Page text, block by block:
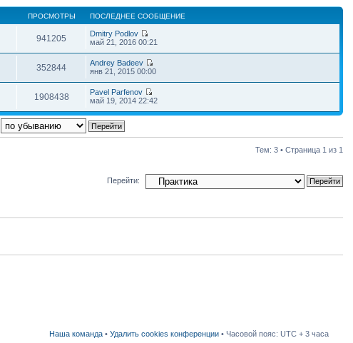
ПРОСМОТРЫ ПОСЛЕДНЕЕ СООБЩЕНИЕ
941205
Dmitry Podlov
май 21, 2016 00:21
352844
Andrey Badeev
янв 21, 2015 00:00
1908438
Pavel Parfenov
май 19, 2014 22:42
Тем: 3 • Страница 1 из 1
Перейти:
Наша команда • Удалить cookies конференции • Часовой пояс: UTC + 3 часа